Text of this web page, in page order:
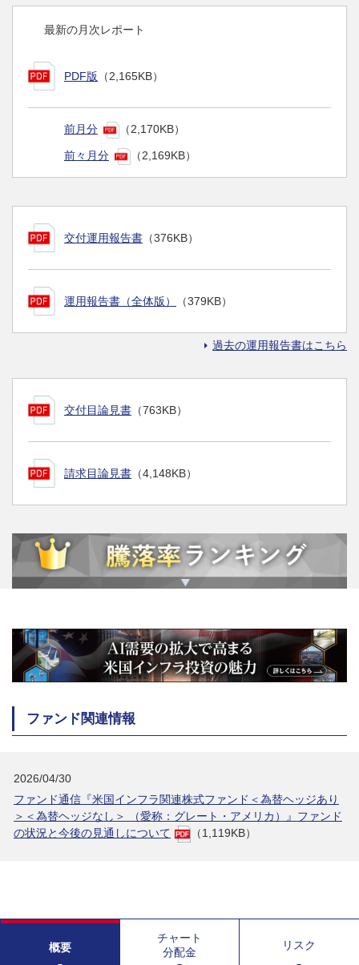
最新の月次レポート
PDF版 （2,165KB）
前月分 （2,170KB）
前々月分 （2,169KB）
交付運用報告書 （376KB）
運用報告書（全体版） （379KB）
過去の運用報告書はこちら
交付目論見書 （763KB）
請求目論見書 （4,148KB）
ファンド関連情報
2026/04/30
ファンド通信『米国インフラ関連株式ファンド＜為替ヘッジあり
＞＜為替ヘッジなし＞ （愛称：グレート・アメリカ）』ファンド
の状況と今後の見通しについて
（1,119KB）
概要
チャート
分配金
リスク